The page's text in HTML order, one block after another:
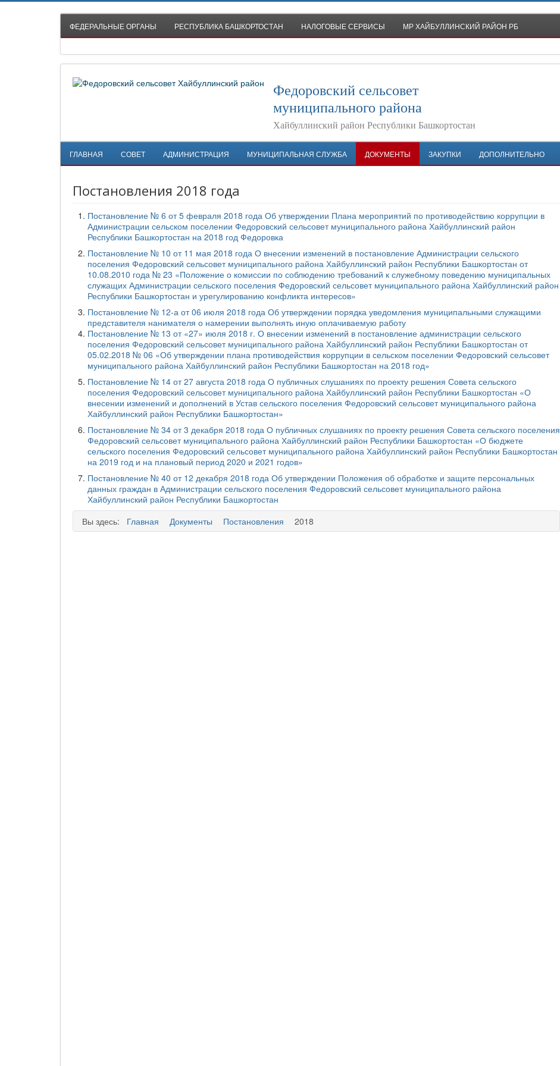
ФЕДЕРАЛЬНЫЕ ОРГАНЫ РЕСПУБЛИКА БАШКОРТОСТАН НАЛОГОВЫЕ СЕРВИСЫ МР ХАЙБУЛЛИНСКИЙ РАЙОН РБ
Федоровский сельсовет
муниципального района
Хайбуллинский район Республики Башкортостан
ГЛАВНАЯ СОВЕТ АДМИНИСТРАЦИЯ МУНИЦИПАЛЬНАЯ СЛУЖБА ДОКУМЕНТЫ ЗАКУПКИ ДОПОЛНИТЕЛЬНО
Постановления 2018 года
Постановление № 6 от 5 февраля 2018 года Об утверждении Плана мероприятий по противодействию коррупции в
Администрации сельском поселении Федоровский сельсовет муниципального района Хайбуллинский район
Республики Башкортостан на 2018 год Федоровка
Постановление № 10 от 11 мая 2018 года О внесении изменений в постановление Администрации сельского
поселения Федоровский сельсовет муниципального района Хайбуллинский район Республики Башкортостан от
10.08.2010 года № 23 «Положение о комиссии по соблюдению требований к служебному поведению муниципальных
служащих Администрации сельского поселения Федоровский сельсовет муниципального района Хайбуллинский район
Республики Башкортостан и урегулированию конфликта интересов»
Постановление № 12-а от 06 июля 2018 года Об утверждении порядка уведомления муниципальными служащими
представителя нанимателя о намерении выполнять иную оплачиваемую работу
Постановление № 13 от «27» июля 2018 г. О внесении изменений в постановление администрации сельского
поселения Федоровский сельсовет муниципального района Хайбуллинский район Республики Башкортостан от
05.02.2018 № 06 «Об утверждении плана противодействия коррупции в сельском поселении Федоровский сельсовет
муниципального района Хайбуллинский район Республики Башкортостан на 2018 год»
Постановление № 14 от 27 августа 2018 года О публичных слушаниях по проекту решения Совета сельского
поселения Федоровский сельсовет муниципального района Хайбуллинский район Республики Башкортостан «О
внесении изменений и дополнений в Устав сельского поселения Федоровский сельсовет муниципального района
Хайбуллинский район Республики Башкортостан»
Постановление № 34 от 3 декабря 2018 года О публичных слушаниях по проекту решения Совета сельского поселения
Федоровский сельсовет муниципального района Хайбуллинский район Республики Башкортостан «О бюджете
сельского поселения Федоровский сельсовет муниципального района Хайбуллинский район Республики Башкортостан
на 2019 год и на плановый период 2020 и 2021 годов»
Постановление № 40 от 12 декабря 2018 года Об утверждении Положения об обработке и защите персональных
данных граждан в Администрации сельского поселения Федоровский сельсовет муниципального района
Хайбуллинский район Республики Башкортостан
Вы здесь:
Главная Документы Постановления 2018